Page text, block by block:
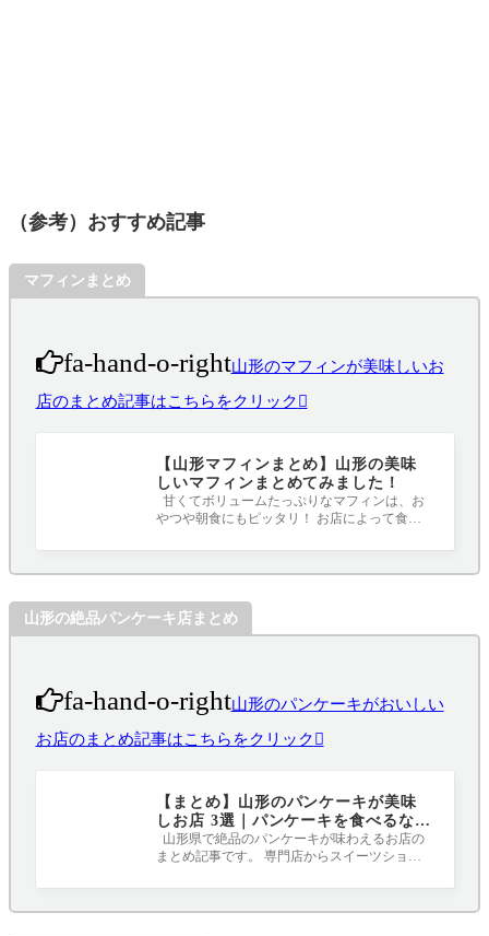
（参考）おすすめ記事
マフィンまとめ
fa-hand-o-right山形のマフィンが美味しいお
店のまとめ記事はこちらをクリック
【山形マフィンまとめ】山形の美味
しいマフィンまとめてみました！
甘くてボリュームたっぷりなマフィンは、お
やつや朝食にもピッタリ！ お店によって食感
山形の絶品パンケーキ店まとめ
fa-hand-o-right山形のパンケーキがおいしい
お店のまとめ記事はこちらをクリック
【まとめ】山形のパンケーキが美味
しお店 3選｜パンケーキを食べるなら
ここ！！！
山形県で絶品のパンケーキが味わえるお店の
まとめ記事です。 専門店からスイーツショッ